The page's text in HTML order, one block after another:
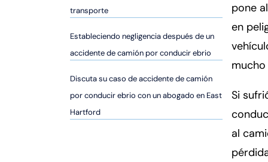
o
d
P
er
so
al
transporte
Estableciendo negligencia después de un
accidente de camión por conducir ebrio
Discuta su caso de accidente de camión
por conducir ebrio con un abogado en East
Hartford
pone
en
Si
al